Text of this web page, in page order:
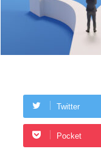
Twitter
Pocket